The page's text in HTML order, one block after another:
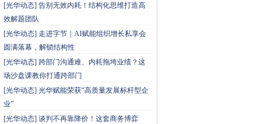
[光华动态] 告别无效内耗！结构化思维打造高
效解题团队
[光华动态] 走进字节｜AI赋能组织增长私享会
圆满落幕，解锁结构性
[光华动态] 跨部门沟通难、内耗拖垮业绩？这
场沙盘课教你打通跨部门
[光华动态] 光华赋能荣获“高质量发展标杆型企
业”
[光华动态] 谈判不再靠降价！这套商务博弈